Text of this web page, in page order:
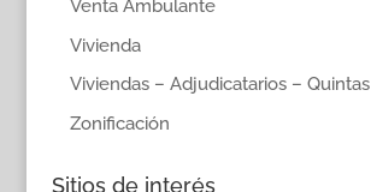
Venta Ambulante
Vivienda
Viviendas – Adjudicatarios – Quintas
Zonificación
Sitios de interés